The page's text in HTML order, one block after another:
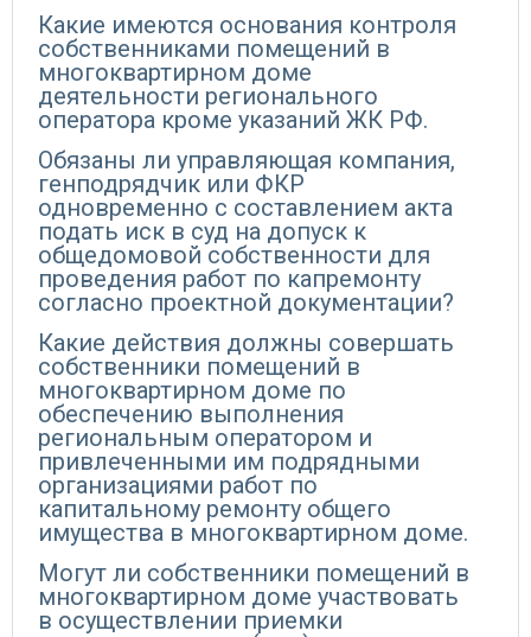
Какие имеются основания контроля
собственниками помещений в
многоквартирном доме
деятельности регионального
оператора кроме указаний ЖК РФ.
Обязаны ли управляющая компания,
генподрядчик или ФКР
одновременно с составлением акта
подать иск в суд на допуск к
общедомовой собственности для
проведения работ по капремонту
согласно проектной документации?
Какие действия должны совершать
собственники помещений в
многоквартирном доме по
обеспечению выполнения
региональным оператором и
привлеченными им подрядными
организациями работ по
капитальному ремонту общего
имущества в многоквартирном доме.
Могут ли собственники помещений в
многоквартирном доме участвовать
в осуществлении приемки